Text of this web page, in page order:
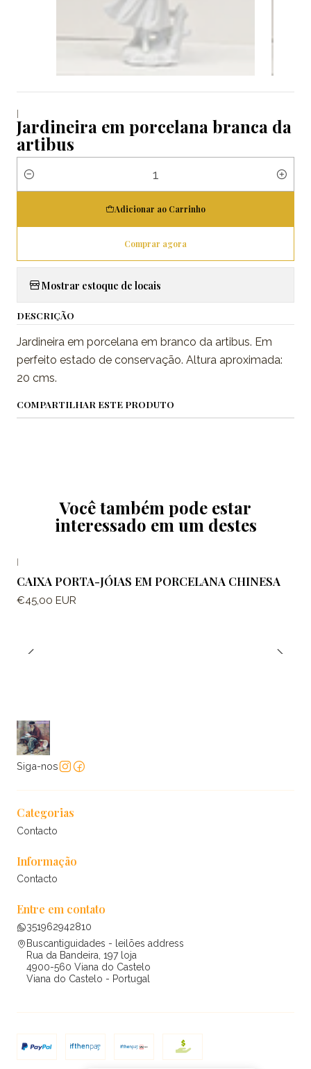
|
Jardineira em porcelana branca da
artibus
Quantidade
Adicionar ao Carrinho
Comprar agora
Mostrar estoque de locais
DESCRIÇÃO
Jardineira em porcelana em branco da artibus. Em
perfeito estado de conservação. Altura aproximada:
20 cms.
COMPARTILHAR ESTE PRODUTO
Você também pode estar
interessado em um destes
CAIXA PORTA-JÓIAS EM PORCELANA CHINESA
€45,00 EUR
Siga-nos
Categorias
Contacto
Informação
Contacto
Entre em contato
351962942810
Buscantiguidades - leilões address
Rua da Bandeira, 197 loja
4900-560 Viana do Castelo
Viana do Castelo - Portugal